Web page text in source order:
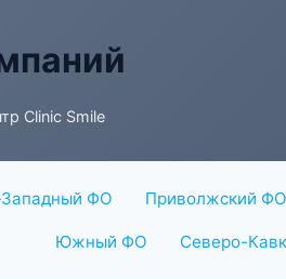
Clinic Smile
ФО Приволжский ФО
Южный ФО Северо-